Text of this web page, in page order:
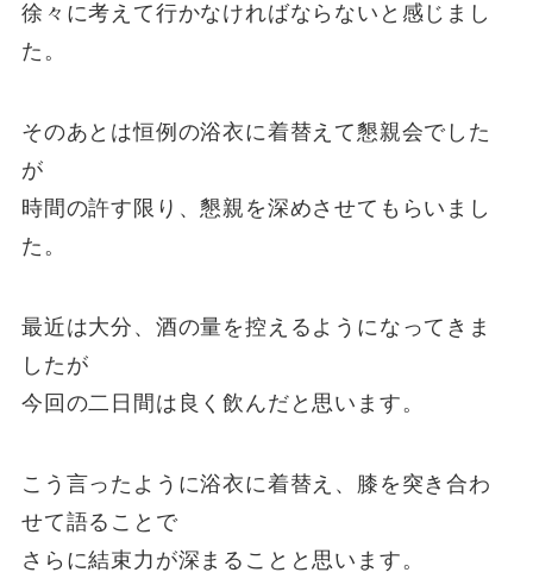
徐々に考えて行かなければならないと感じまし
た。
そのあとは恒例の浴衣に着替えて懇親会でした
が
時間の許す限り、懇親を深めさせてもらいまし
た。
最近は大分、酒の量を控えるようになってきま
したが
今回の二日間は良く飲んだと思います。
こう言ったように浴衣に着替え、膝を突き合わ
せて語ることで
さらに結束力が深まることと思います。